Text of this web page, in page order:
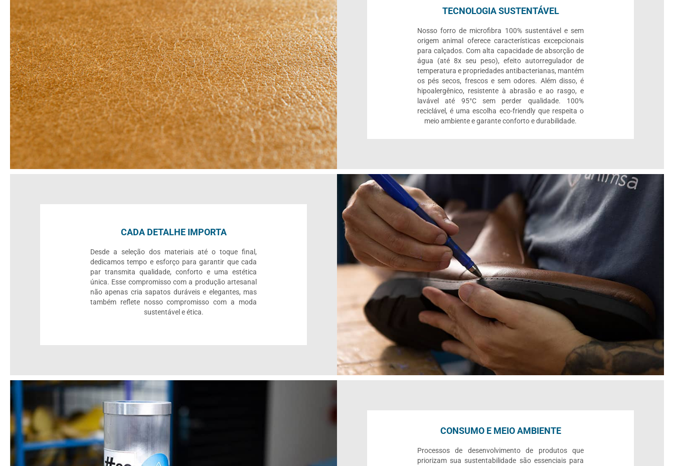
TECNOLOGIA SUSTENTÁVEL
Nosso forro de microfibra 100% sustentável e sem
origem animal oferece características excepcionais
para calçados. Com alta capacidade de absorção de
água (até 8x seu peso), efeito autorregulador de
temperatura e propriedades antibacterianas, mantém
os pés secos, frescos e sem odores. Além disso, é
hipoalergênico, resistente à abrasão e ao rasgo, e
lavável até 95°C sem perder qualidade. 100%
reciclável, é uma escolha eco-friendly que respeita o
meio ambiente e garante conforto e durabilidade.
CADA DETALHE IMPORTA
Desde a seleção dos materiais até o toque final,
dedicamos tempo e esforço para garantir que cada
par transmita qualidade, conforto e uma estética
única. Esse compromisso com a produção artesanal
não apenas cria sapatos duráveis e elegantes, mas
também reflete nosso compromisso com a moda
sustentável e ética.
CONSUMO E MEIO AMBIENTE
Processos de desenvolvimento de produtos que
priorizam sua sustentabilidade são essenciais para